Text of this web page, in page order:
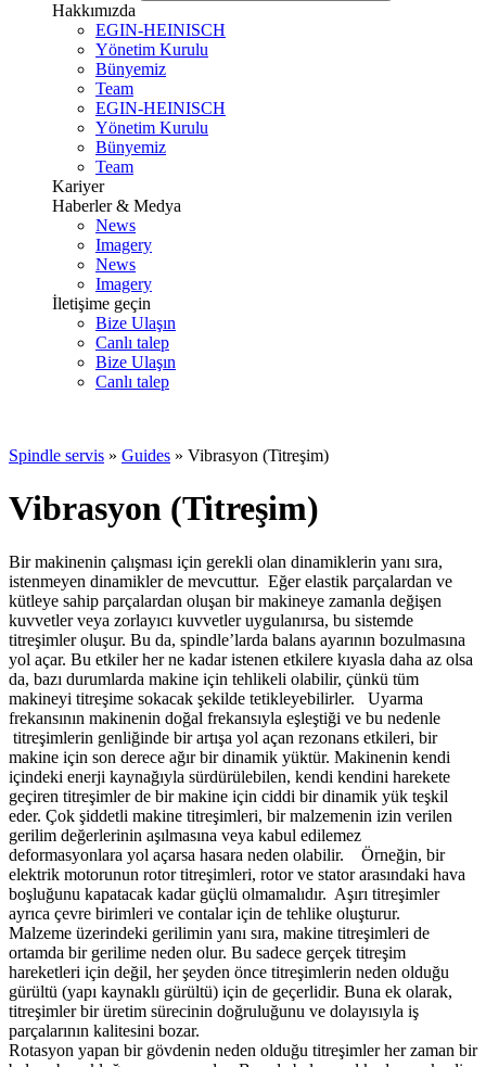
Hakkımızda
EGIN-HEINISCH
Yönetim Kurulu
Bünyemiz
Team
EGIN-HEINISCH
Yönetim Kurulu
Bünyemiz
Team
Kariyer
Haberler & Medya
News
Imagery
News
Imagery
İletişime geçin
Bize Ulaşın
Canlı talep
Bize Ulaşın
Canlı talep
Spindle servis » Guides » Vibrasyon (Titreşim)
Vibrasyon (Titreşim)
Bir makinenin çalışması için gerekli olan dinamiklerin yanı sıra,
istenmeyen dinamikler de mevcuttur. Eğer elastik parçalardan ve
kütleye sahip parçalardan oluşan bir makineye zamanla değişen
kuvvetler veya zorlayıcı kuvvetler uygulanırsa, bu sistemde
titreşimler oluşur. Bu da, spindle’larda balans ayarının bozulmasına
yol açar. Bu etkiler her ne kadar istenen etkilere kıyasla daha az olsa
da, bazı durumlarda makine için tehlikeli olabilir, çünkü tüm
makineyi titreşime sokacak şekilde tetikleyebilirler. Uyarma
frekansının makinenin doğal frekansıyla eşleştiği ve bu nedenle
titreşimlerin genliğinde bir artışa yol açan rezonans etkileri, bir
makine için son derece ağır bir dinamik yüktür. Makinenin kendi
içindeki enerji kaynağıyla sürdürülebilen, kendi kendini harekete
geçiren titreşimler de bir makine için ciddi bir dinamik yük teşkil
eder. Çok şiddetli makine titreşimleri, bir malzemenin izin verilen
gerilim değerlerinin aşılmasına veya kabul edilemez
deformasyonlara yol açarsa hasara neden olabilir. Örneğin, bir
elektrik motorunun rotor titreşimleri, rotor ve stator arasındaki hava
boşluğunu kapatacak kadar güçlü olmamalıdır. Aşırı titreşimler
ayrıca çevre birimleri ve contalar için de tehlike oluşturur.
Malzeme üzerindeki gerilimin yanı sıra, makine titreşimleri de
ortamda bir gerilime neden olur. Bu sadece gerçek titreşim
hareketleri için değil, her şeyden önce titreşimlerin neden olduğu
gürültü (yapı kaynaklı gürültü) için de geçerlidir. Buna ek olarak,
titreşimler bir üretim sürecinin doğruluğunu ve dolayısıyla iş
parçalarının kalitesini bozar.
Rotasyon yapan bir gövdenin neden olduğu titreşimler her zaman bir